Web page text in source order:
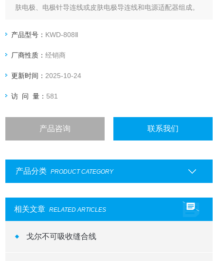
肤电极、电极针导连线或皮肤电极导连线和电源适配器组成。
产品型号： KWD-808Ⅱ
厂商性质：经销商
更新时间： 2025-10-24
访 问 量： 581
产品咨询 联系我们
产品分类 PRODUCT CATEGORY
相关文章 RELATED ARTICLES
戈尔不可吸收缝合线